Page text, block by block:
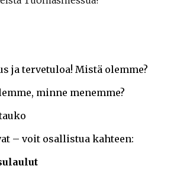
ja tervetuloa! Mistä olemme?
minne menemme?
– voit osallistua kahteen: